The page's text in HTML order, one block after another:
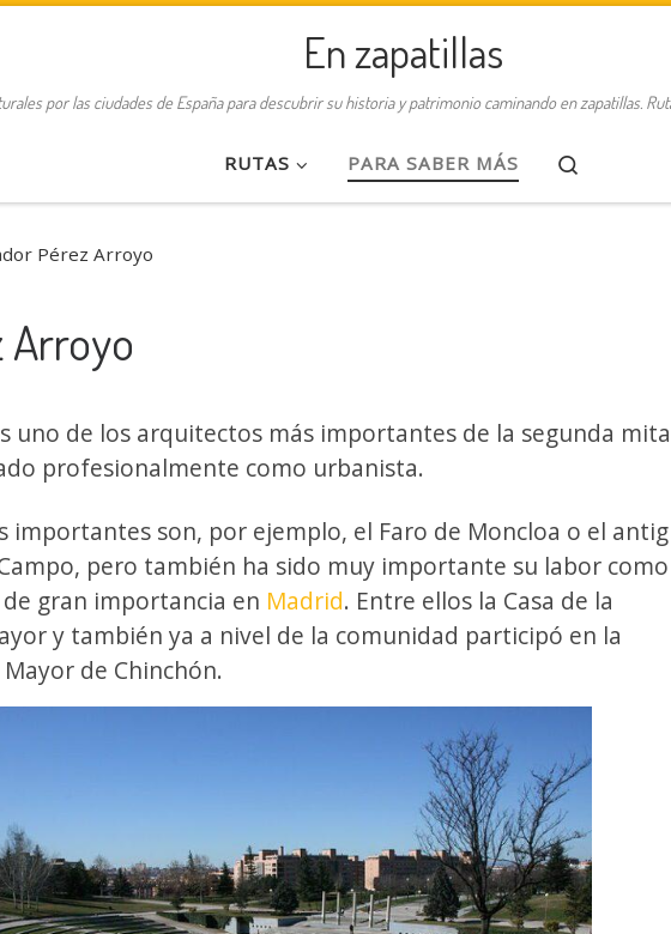
En zapatillas
por las ciudades de España para descubrir su historia y patrimonio caminando en zapatillas.
RUTAS PARA SABER MÁS
Pérez Arroyo
Arroyo
uno de los arquitectos más importantes de la segunda
profesionalmente como urbanista.
importantes son, por ejemplo, el Faro de Moncloa o el
pero también ha sido muy importante su labor como
gran importancia en Madrid. Entre ellos la Casa de la
y también ya a nivel de la comunidad participó en la
de Chinchón.